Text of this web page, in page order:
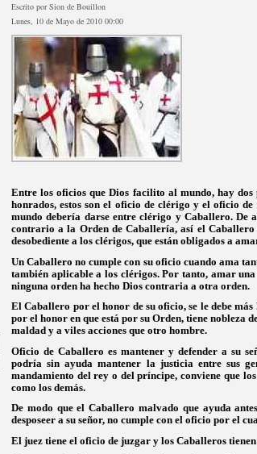
Escrito por Sion de Bouillon
Lunes, 10 de Mayo de 2010 00:00
Entre los oficios que Dios facilito al mundo, hay
honrados, estos son el oficio de clérigo y el oficio
mundo debería darse entre clérigo y Caballero. De
contrario a la Orden de Caballería, así el
desobediente a los clérigos, que están obligados a
Un Caballero no cumple con su oficio cuando ama
también aplicable a los clérigos. Por tanto, amar
ninguna orden ha hecho Dios contraria a otra orden.
El Caballero por el honor de su oficio, se le debe
por el honor en que está por su Orden, tiene nobleza
maldad y a viles acciones que otro hombre.
Oficio de Caballero es mantener y defender a su
podría sin ayuda mantener la justicia entre sus
mandamiento del rey o del príncipe, conviene que
como los demás.
De modo que el Caballero malvado que ayuda
desposeer a su señor, no cumple con el oficio por el
El juez tiene el oficio de juzgar y los Caballeros